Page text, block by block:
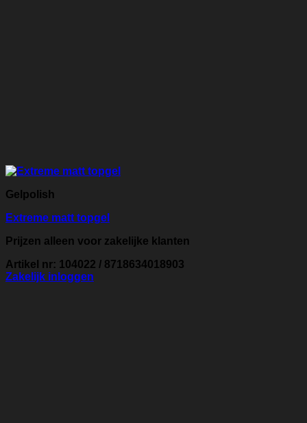
Gelpolish
Extreme matt topgel
Prijzen alleen voor zakelijke klanten
Artikel nr: 104022 / 8718634018903
Zakelijk inloggen